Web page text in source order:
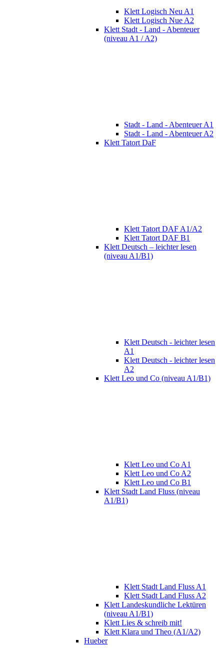
Klett Logisch Neu A1
Klett Logisch Nue A2
Klett Stadt - Land - Abenteuer
(niveau A1 / A2)
Stadt - Land - Abenteuer A1
Stadt - Land - Abenteuer A2
Klett Tatort DaF
Klett Tatort DAF A1/A2
Klett Tatort DAF B1
Klett Deutsch – leichter lesen
(niveau A1/B1)
Klett Deutsch - leichter lesen
A1
Klett Deutsch - leichter lesen
A2
Klett Leo und Co (niveau A1/B1)
Klett Leo und Co A1
Klett Leo und Co A2
Klett Leo und Co B1
Klett Stadt Land Fluss (niveau
A1/B1)
Klett Stadt Land Fluss A1
Klett Stadt Land Fluss A2
Klett Landeskundliche Lektüren
(niveau A1/B1)
Klett Lies & schreib mit!
Klett Klara und Theo (A1/A2)
Hueber